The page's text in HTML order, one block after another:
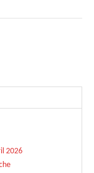
2026